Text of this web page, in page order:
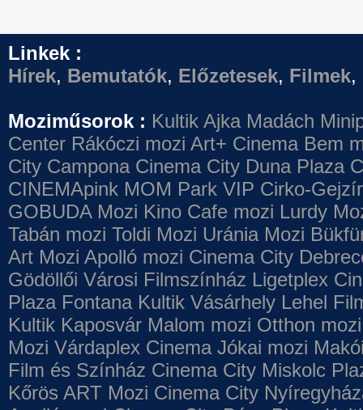
Linkek :
Hírek, Bemutatók, Előzetesek, Filmek,
Moziműsorok : Kultik Ajka Madách
Center Rákóczi mozi Art+ Cinema Bem
City Campona Cinema City Duna Plaza
CINEMApink MOM Park VIP Cirko-Gejzír
GOBUDA Mozi Kino Cafe mozi Lurdy
Tabán mozi Toldi Mozi Uránia Mozi
Art Mozi Apolló mozi Cinema City
Gödöllői Városi Filmszínház Ligetplex
Plaza Fontana Kultik Vásárhely Lehel
Kultik Kaposvár Malom mozi Otthon mozi
Mozi Várdaplex Cinema Jókai mozi
Film és Színház Cinema City Miskolc
Kőrös ART Mozi Cinema City